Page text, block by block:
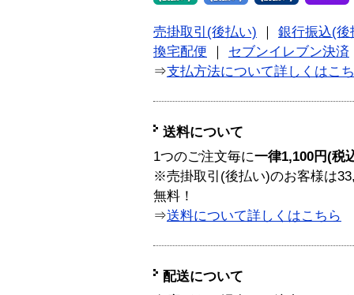
売掛取引(後払い)
銀行振込(後
換宅配便
セブンイレブン決済
⇒支払方法について詳しくはこ
送料について
1つのご注文毎に一律1,100円(税
※売掛取引(後払い)のお客様は
無料！
⇒送料について詳しくはこちら
配送について